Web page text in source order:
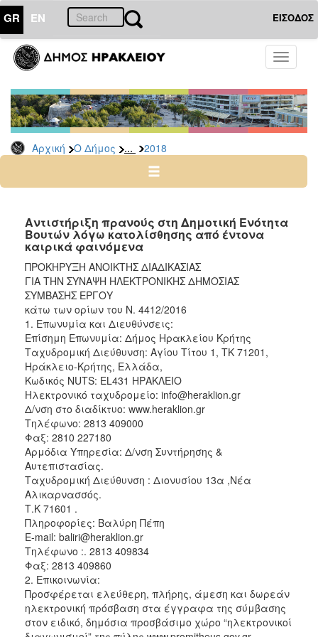
GR EN ΕΙΣΟΔΟΣ
Toggle
Αρχική Ο Δήμος ... 2018
ΔΗΜΟΣ
Διακηρύξεις
-
Δημοπρασίες
Αρχείο
2025
2023
2022
2021
2020
2019
2018
2017
2016
2015
2013
ΤΟΠΟΣ
ΠΟΛΙΤΙΣΜΟΣ
ΑΝΘΕΚΤΙΚΗ
ΠΟΛΗ
Αντιστήριξη πρανούς στη Δημοτική Ενότητα
Βουτών λόγω κατολίσθησης από έντονα
καιρικά φαινόμενα
ΠΡΟΚΗΡΥΞΗ ΑΝΟΙΚΤΗΣ ΔΙΑΔΙΚΑΣΙΑΣ
ΓΙΑ ΤΗΝ ΣΥΝΑΨΗ ΗΛΕΚΤΡΟΝΙΚΗΣ ΔΗΜΟΣΙΑΣ
ΣΥΜΒΑΣΗΣ ΕΡΓΟΥ
κάτω των ορίων του Ν. 4412/2016
1. Επωνυμία και Διευθύνσεις:
Επίσημη Επωνυμία: Δήμος Ηρακλείου Κρήτης
Ταχυδρομική Διεύθυνση: Αγίου Τίτου 1, TK 71201,
Ηράκλειο-Κρήτης, Ελλάδα,
Κωδικός NUTS: EL431 ΗΡΑΚΛΕΙΟ
Ηλεκτρονικό ταχυδρομείο: info@heraklion.gr
Δ/νση στο διαδίκτυο: www.heraklion.gr
Tηλέφωνο: 2813 409000
Φαξ: 2810 227180
Αρμόδια Υπηρεσία: Δ/νση Συντήρησης &
Αυτεπιστασίας.
Ταχυδρομική Διεύθυνση : Διονυσίου 13α ,Νέα
Αλικαρνασσός.
Τ.Κ 71601 .
Πληροφορίες: Βαλύρη Πέπη
E-mail: baliri@heraklion.gr
Τηλέφωνο :. 2813 409834
Φαξ: 2813 409860
2. Επικοινωνία:
Προσφέρεται ελεύθερη, πλήρης, άμεση και δωρεάν
ηλεκτρονική πρόσβαση στα έγγραφα της σύμβασης
στον ειδικό, δημόσια προσβάσιμο χώρο “ηλεκτρονικοί